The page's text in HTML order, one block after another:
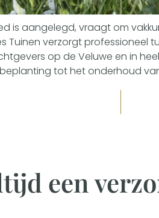
is aangelegd, vraagt om
Tuinen verzorgt professioneel
op de Veluwe en in
tot het onderhoud
een